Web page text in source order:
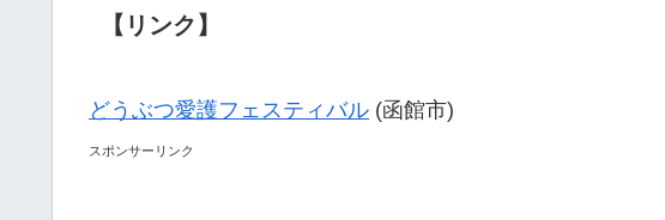
【リンク】
どうぶつ愛護フェスティバル (函館市)
スポンサーリンク